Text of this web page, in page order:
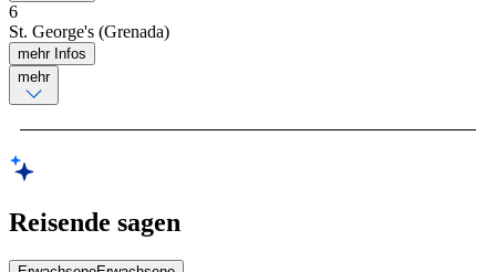
6
St. George's (Grenada)
mehr Infos
mehr
Reisende sagen